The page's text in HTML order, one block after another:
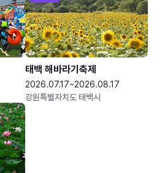
태백 해바라기축제
2026.07.17~2026.08.17
강원특별자치도 태백시